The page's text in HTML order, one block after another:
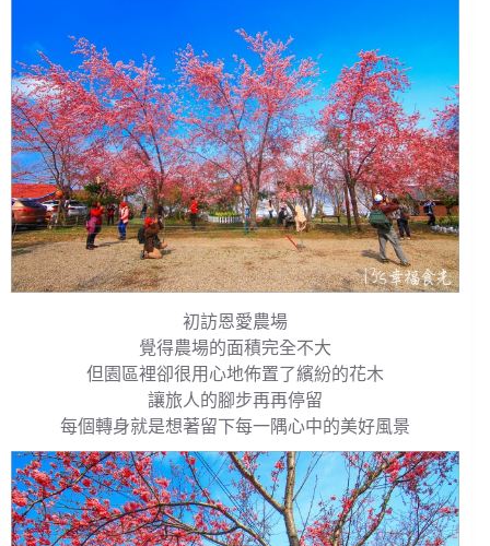
初訪恩愛農場
覺得農場的面積完全不大
但園區裡卻很用心地佈置了繽紛的花木
讓旅人的腳步再再停留
每個轉身就是想著留下每一隅心中的美好風景